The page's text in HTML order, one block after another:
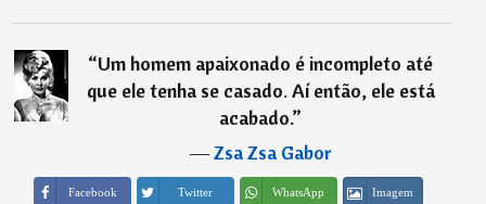
“Um homem apaixonado é incompleto até
que ele tenha se casado. Aí então, ele está
acabado.”
―Zsa Zsa Gabor
Facebook Twitter WhatsApp Imagem